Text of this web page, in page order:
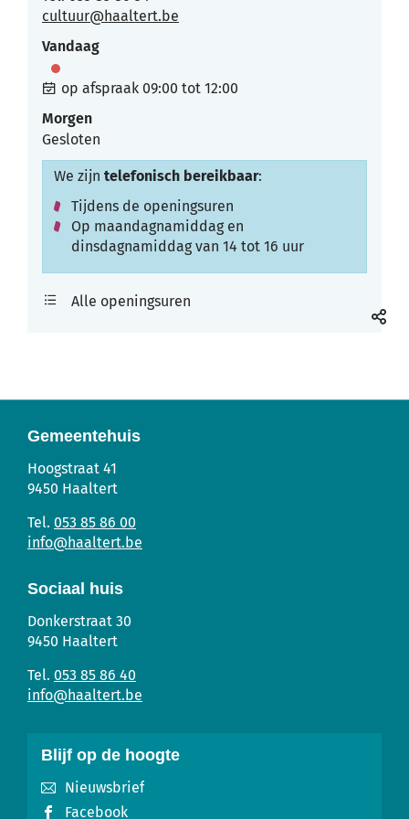
E-
cultuur@haaltert.be
Vandaag
op afspraak 09:00 tot 12:00
Morgen
Gesloten
We zijn telefonisch bereikbaar:
Tijdens de openingsuren
Op maandagnamiddag en
dinsdagnamiddag van 14 tot 16 uur
Alle openingsuren
Gemeentehuis
Gemeentehuis
Adres
Hoogstraat 41
9450 Haaltert
Tel.
053 85 86 00
E-
mail
info@haaltert.be
Sociaal huis
Sociaal
Huis
Adres
Donkerstraat 30
9450 Haaltert
Tel.
053 85 86 40
E-
mail
info@haaltert.be
Blijf op de hoogte
Nieuwsbrief
Facebook